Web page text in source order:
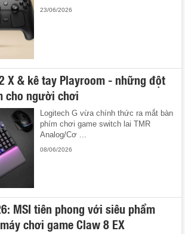
23/06/2026
X & kê tay Playroom - những đột
cho người chơi
Logitech G vừa chính thức ra mắt bàn
phím chơi game switch lai TMR
Analog/Cơ ...
08/06/2026
MSI tiên phong với siêu phẩm
chơi game Claw 8 EX